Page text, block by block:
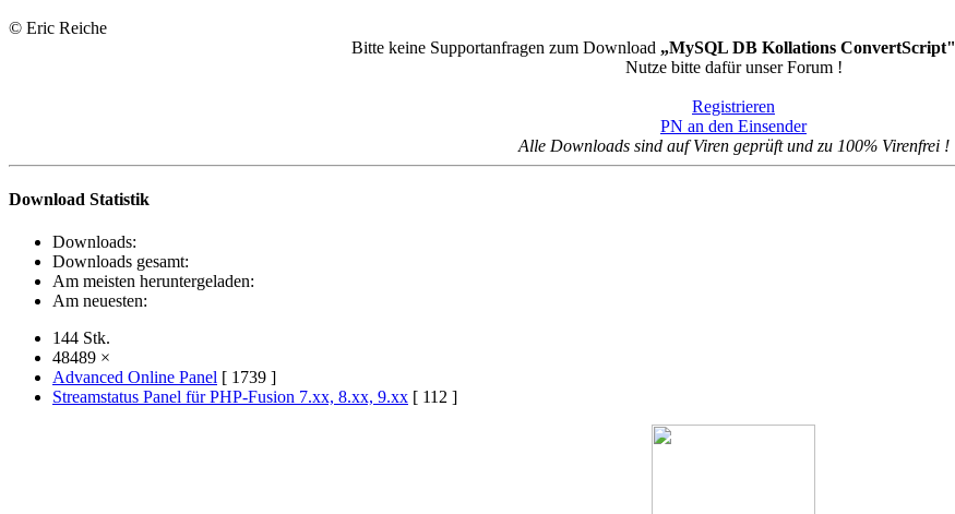
© Eric Reiche
Bitte keine Supportanfragen zum Download „MySQL DB Kollations ConvertScript"
Nutze bitte dafür unser Forum !
Registrieren
PN an den Einsender
Alle Downloads sind auf Viren geprüft und zu 100% Virenfrei !
Download Statistik
Downloads:
Downloads gesamt:
Am meisten heruntergeladen:
Am neuesten:
144 Stk.
48489 ×
Advanced Online Panel [ 1739 ]
Streamstatus Panel für PHP-Fusion 7.xx, 8.xx, 9.xx [ 112 ]